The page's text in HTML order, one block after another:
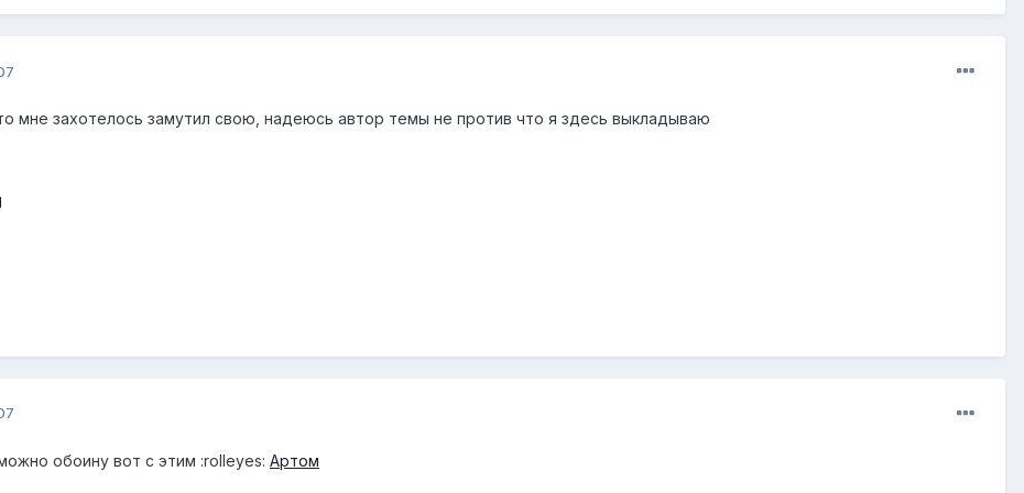
мне захотелось замутил свою, надеюсь автор темы не против что я здесь выкладываю
обоину вот с этим :rolleyes: Артом